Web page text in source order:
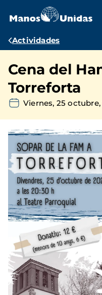
contenido
Ruta
navegación
Actividades
Cena del
Torreforta
Viernes, 25